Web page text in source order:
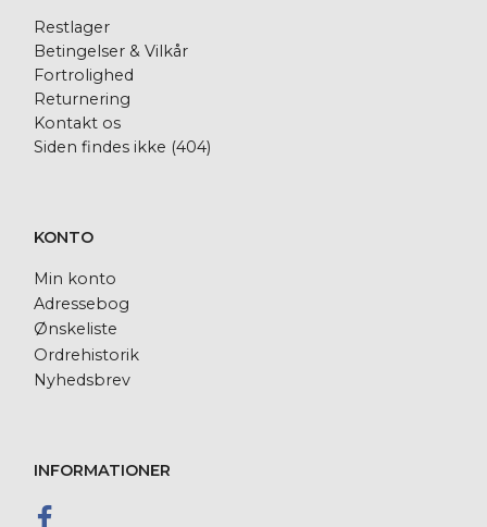
Restlager
Betingelser & Vilkår
Fortrolighed
Returnering
Kontakt os
Siden findes ikke (404)
KONTO
Min konto
Adressebog
Ønskeliste
Ordrehistorik
Nyhedsbrev
INFORMATIONER